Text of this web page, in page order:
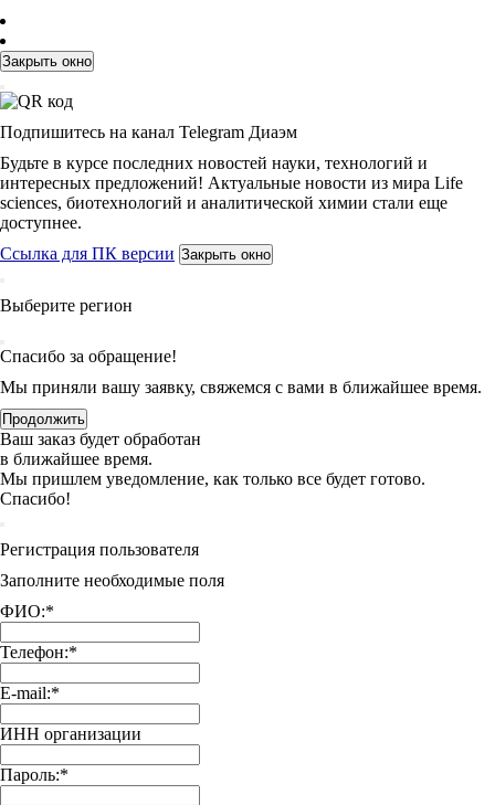
Закрыть окно
Подпишитесь на канал Telegram Диаэм
Будьте в курсе последних новостей науки, технологий и
интересных предложений! Актуальные новости из мира Life
sciences, биотехнологий и аналитической химии стали еще
доступнее.
Ссылка для ПК версии Закрыть окно
Выберите регион
Спасибо за обращение!
Мы приняли вашу заявку, свяжемся с вами в ближайшее время.
Продолжить
Ваш заказ будет обработан
в ближайшее время.
Мы пришлем уведомление, как только все будет готово.
Спасибо!
Регистрация пользователя
Заполните необходимые поля
ФИО:*
Телефон:*
E-mail:*
ИНН организации
Пароль:*